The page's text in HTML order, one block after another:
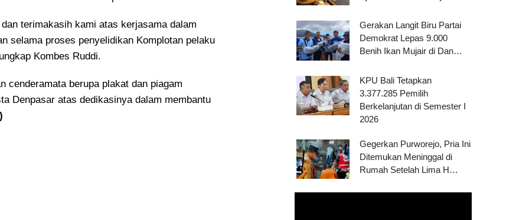
terimakasih kami atas kerjasama dalam
selama proses penyelidikan Komplotan pelaku
Kombes Ruddi.
cenderamata berupa plakat dan piagam
Denpasar atas dedikasinya dalam membantu
Gerakan Langit Biru Partai
Demokrat Lepas 9.000
Benih Ikan Mujair di Dan…
KPU Bali Tetapkan
3.377.285 Pemilih
Berkelanjutan di Semester I
2026
Gegerkan Purworejo, Pria Ini
Ditemukan Meninggal di
Rumah Setelah Lima H…